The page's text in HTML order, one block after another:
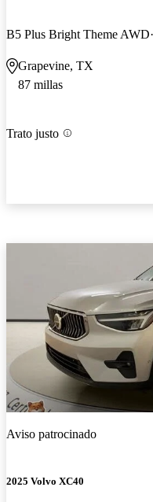
B5 Plus Bright Theme AWD
Grapevine, TX
87 millas
Trato justo
Aviso patrocinado
2025 Volvo XC40